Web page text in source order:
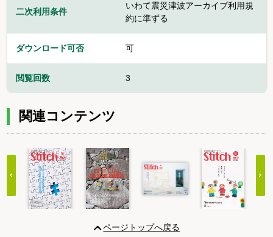
二次利用条件
いわて震災津波アーカイブ利用規
約に準ずる
ダウンロード可否 可
閲覧回数 3
関連コンテンツ
ページトップへ戻る